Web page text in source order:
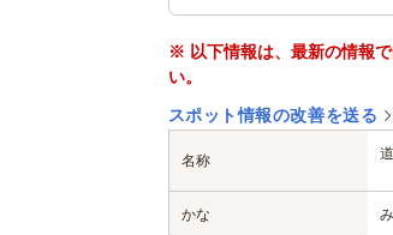
※ 以下情報は、最新の情報
い。
スポット情報の改善を送る
名称
かな